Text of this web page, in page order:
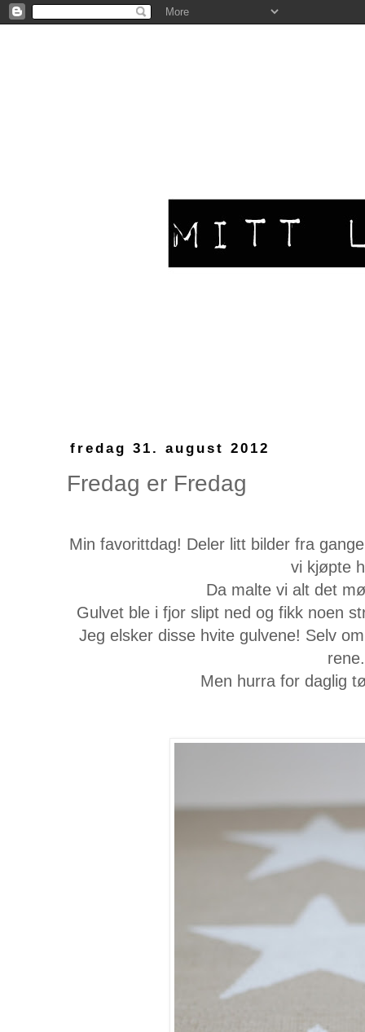
fredag 31. august 2012
Fredag er Fredag
Min favorittdag! Deler litt bilder fra
vi kjøpte
Da malte vi alt det
Gulvet ble i fjor slipt ned og fikk noen
Jeg elsker disse hvite gulvene! Selv
rene.
Men hurra for daglig